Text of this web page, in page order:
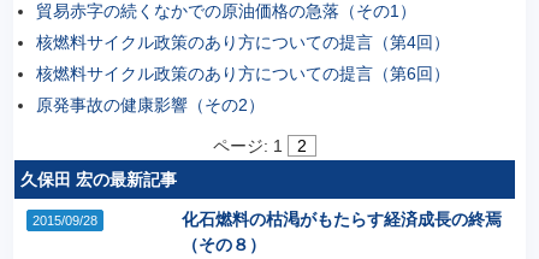
貿易赤字の続くなかでの原油価格の急落（その1）
核燃料サイクル政策のあり方についての提言（第4回）
核燃料サイクル政策のあり方についての提言（第6回）
原発事故の健康影響（その2）
ページ: 1
2
久保田 宏の最新記事
2015/09/28
化石燃料の枯渇がもたらす経済成長の終焉
（その８）